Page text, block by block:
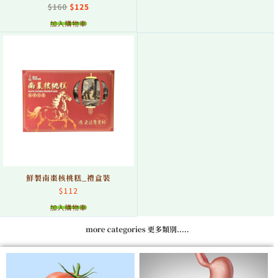
$160 $125
加入購物車
鮮製南棗核桃糕_禮盒裝
$112
加入購物車
more categories 更多類別.....